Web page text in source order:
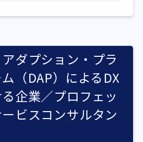
ダプション・プラ
（DAP）によるDX
企業／プロフェッ
ビスコンサルタン